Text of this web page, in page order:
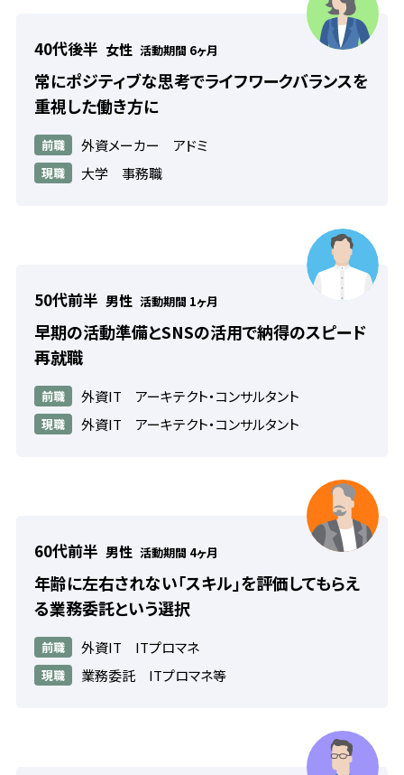
40代後半 女性 活動期間 6ヶ月
常にポジティブな思考でライフワークバランスを
重視した働き方に
前職 外資メーカー アドミ
現職 大学 事務職
50代前半 男性 活動期間 1ヶ月
早期の活動準備とSNSの活用で納得のスピード
再就職
前職 外資IT アーキテクト・コンサルタント
現職 外資IT アーキテクト・コンサルタント
60代前半 男性 活動期間 4ヶ月
年齢に左右されない「スキル」を評価してもらえ
る業務委託という選択
前職 外資IT ITプロマネ
現職 業務委託 ITプロマネ等